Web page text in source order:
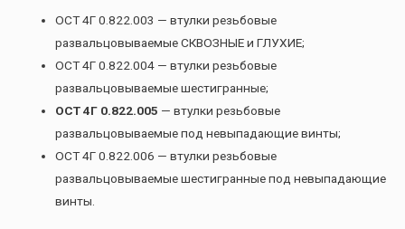
ОСТ 4Г 0.822.003 — втулки резьбовые
развальцовываемые СКВОЗНЫЕ и ГЛУХИЕ;
ОСТ 4Г 0.822.004 — втулки резьбовые
развальцовываемые шестигранные;
ОСТ 4Г 0.822.005 — втулки резьбовые
развальцовываемые под невыпадающие винты;
ОСТ 4Г 0.822.006 — втулки резьбовые
развальцовываемые шестигранные под невыпадающие
винты.